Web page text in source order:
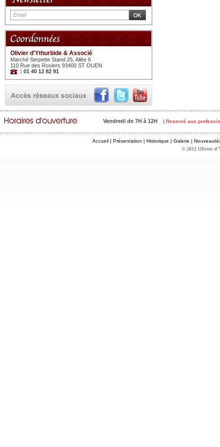
Olivier d'Ythurbide & Associé
Marché Serpette Stand 25, Allée 6
110 Rue des Rosiers 93400 ST OUEN
: 01 40 12 82 91
Vendredi de 7H à 12H ( Reservé aux
Accueil | Présentation | Historique | Galerie |
© 2012 Olivier